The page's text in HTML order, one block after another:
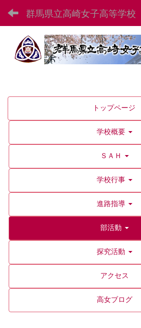
群馬県立高崎女子高等学校
トップページ
学校概要
ＳＡＨ
学校行事
進路指導
部活動
探究活動
アクセス
高女ブログ